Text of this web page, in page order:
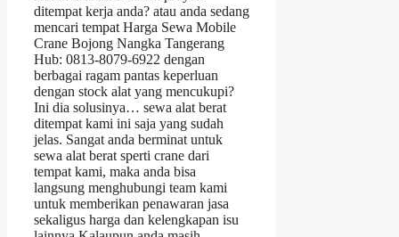
ditempat kerja anda? atau anda sedang
mencari tempat Harga Sewa Mobile
Crane Bojong Nangka Tangerang
Hub: 0813-8079-6922 dengan
berbagai ragam pantas keperluan
dengan stock alat yang mencukupi?
Ini dia solusinya… sewa alat berat
ditempat kami ini saja yang sudah
jelas. Sangat anda berminat untuk
sewa alat berat sperti crane dari
tempat kami, maka anda bisa
langsung menghubungi team kami
untuk memberikan penawaran jasa
sekaligus harga dan kelengkapan isu